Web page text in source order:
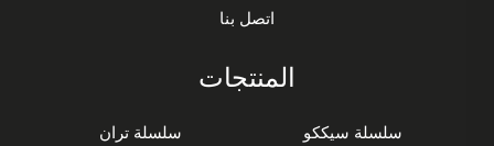
اتصل بنا
المنتجات
سلسلة سيككو
سلسلة تران